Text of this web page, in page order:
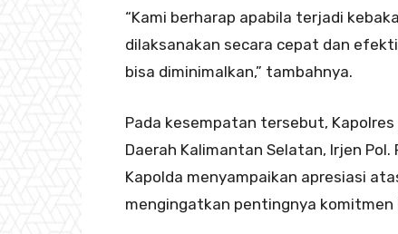
“Kami berharap apabila terjadi
dilaksanakan secara cepat dan
bisa diminimalkan,” tambahnya.
Pada kesempatan tersebut,
Daerah Kalimantan Selatan, Irjen
Kapolda menyampaikan apresiasi
mengingatkan pentingnya